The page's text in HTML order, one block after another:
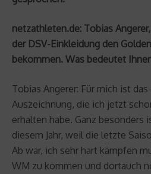
netzathleten.de: Tobias
der DSV-Einkleidung den
bekommen. Was bedeutet
Tobias Angerer: Für mich ist
Auszeichnung, die ich jetzt
erhalten habe. Ganz besonders
diesem Jahr, weil die letzte
Ab war, ich sehr hart kämpfen
WM zu kommen und dortauch